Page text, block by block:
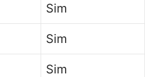
Sim
Sim
Sim